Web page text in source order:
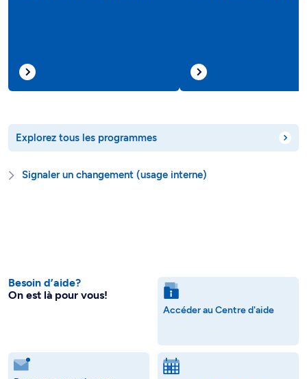
Explorez tous les programmes
Signaler un changement (usage interne)
Besoin d’aide?
On est là pour vous!
Accéder au Centre d'aide